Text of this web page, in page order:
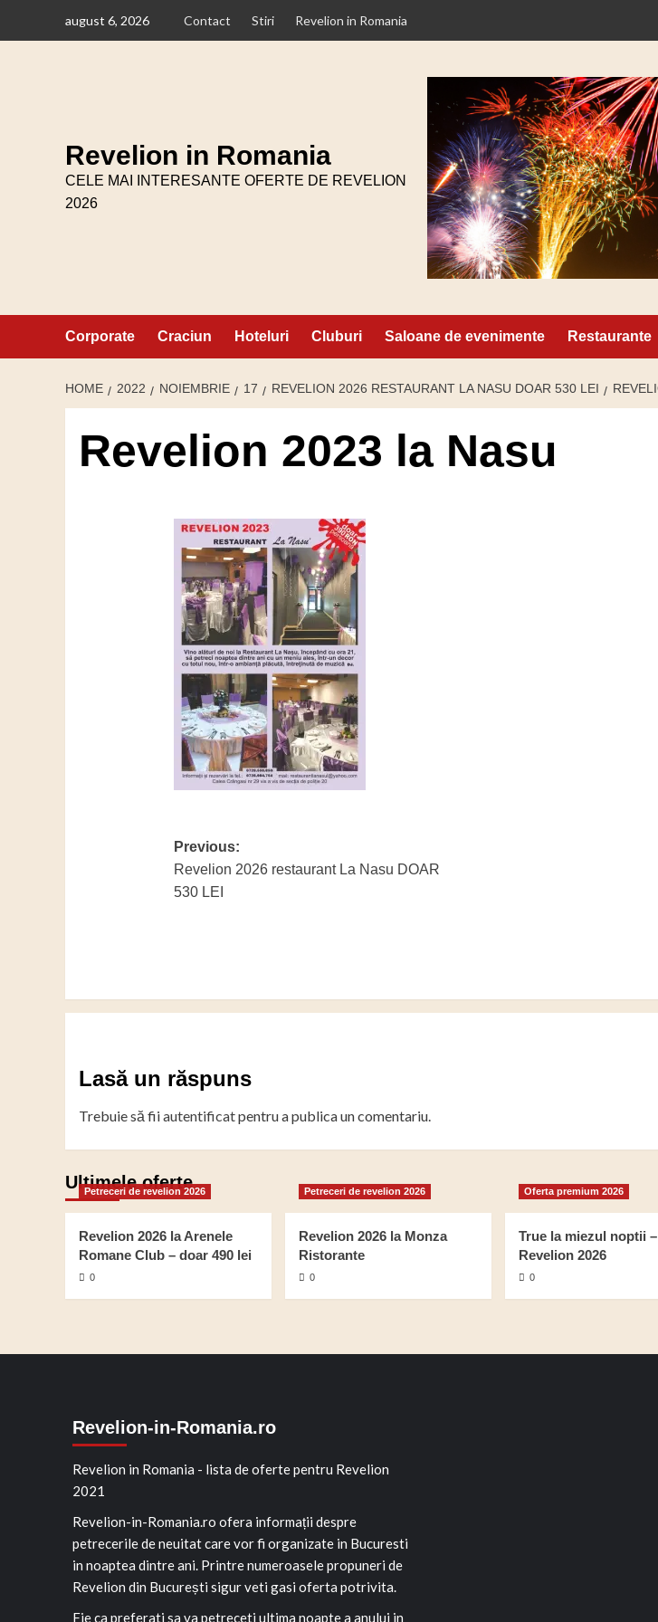
august 6, 2026 Contact Stiri Revelion in Romania
Revelion in Romania
CELE MAI INTERESANTE OFERTE DE REVELION
2026
Corporate Craciun Hoteluri Cluburi Saloane de evenimente Restaurante
HOME 2022 NOIEMBRIE 17 REVELION 2026 RESTAURANT LA NASU DOAR 530 LEI
Revelion 2023 la Nasu
Post
navigation
Previous:
Revelion 2026 restaurant La Nasu DOAR
530 LEI
Lasă un răspuns
Trebuie să fiiautentificatpentru a publica un comentariu.
Ultimele oferte
Petreceri de revelion 2026
Revelion 2026 la Arenele
Romane Club – doar 490 lei
0
Petreceri de revelion 2026
Revelion 2026 la Monza
Ristorante
0
Oferta premium 2026
True la miezul noptii –
Revelion 2026
0
Revelion-in-Romania.ro
Revelion in Romania - lista de oferte pentru Revelion
2021
Revelion-in-Romania.ro ofera informații despre
petrecerile de neuitat care vor fi organizate in Bucuresti
in noaptea dintre ani. Printre numeroasele propuneri de
Revelion din București sigur veti gasi oferta potrivita.
Fie ca preferati sa va petreceti ultima noapte a anului in